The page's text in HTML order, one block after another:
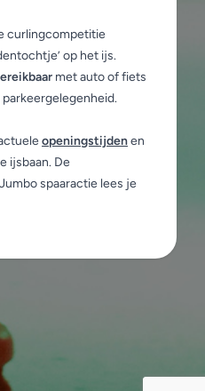
curlingcompetitie
op het ijs.
met auto of fiets
openingstijdenen
ijsbaan. De
spaaractie lees je